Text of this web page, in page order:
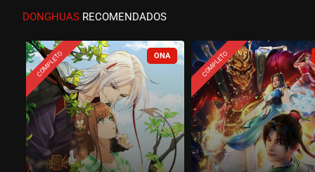
DONGHUAS RECOMENDADOS
COMPLETO COMPLETO